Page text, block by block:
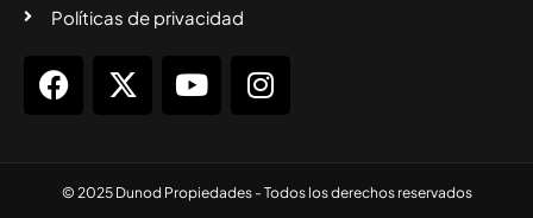
Políticas de privacidad
© 2025 Dunod Propiedades - Todos los derechos reservados